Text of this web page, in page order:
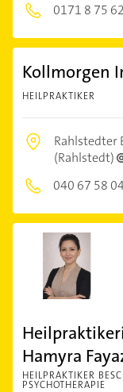
0171 8 75
Kollmorgen
HEILPRAKTIKER
Rahlstedter
(Rahlstedt)
040 67 58
Hamyra
HEILPRAKTIKER
PSYCHOTHERAPIE